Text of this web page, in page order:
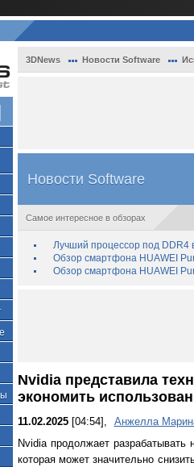
3DNews Новости Software
Новости Software
Самое интересное в обзорах
Лучший процессор под DDR4
Обзор смартфона HUAWEI
Обзор смартфона HUAWEI
Nvidia представила
экономить
11.02.2025[04:54],
Анжелла
Nvidia продолжает
которая может значительно